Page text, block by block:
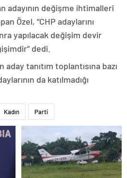
adayının değişme ihtimalleri
Özel, “CHP adaylarını
yapılacak değişim devir
dedi.
tanıtım toplantısına bazı
da katılmadığı
Kadın Parti